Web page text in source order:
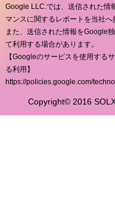
Google LLC.では、送信された情
マンスに関するレポートを当社へ
また、送信された情報をGoogle
て利用する場合があります。
【Googleのサービスを使用する
る利用】
https://policies.google.com/
Copyright© 2016